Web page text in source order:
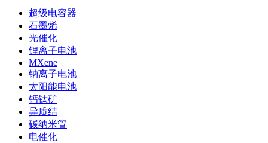
超级电容器
石墨烯
光催化
锂离子电池
MXene
钠离子电池
太阳能电池
钙钛矿
异质结
碳纳米管
电催化